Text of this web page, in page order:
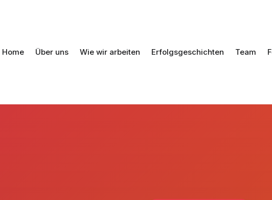
Home Über uns Wie wir arbeiten Erfolgsgeschichten Team